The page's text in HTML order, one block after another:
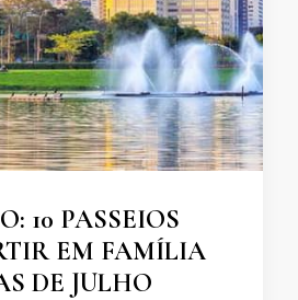
10 PASSEIOS
EM FAMÍLIA
DE JULHO